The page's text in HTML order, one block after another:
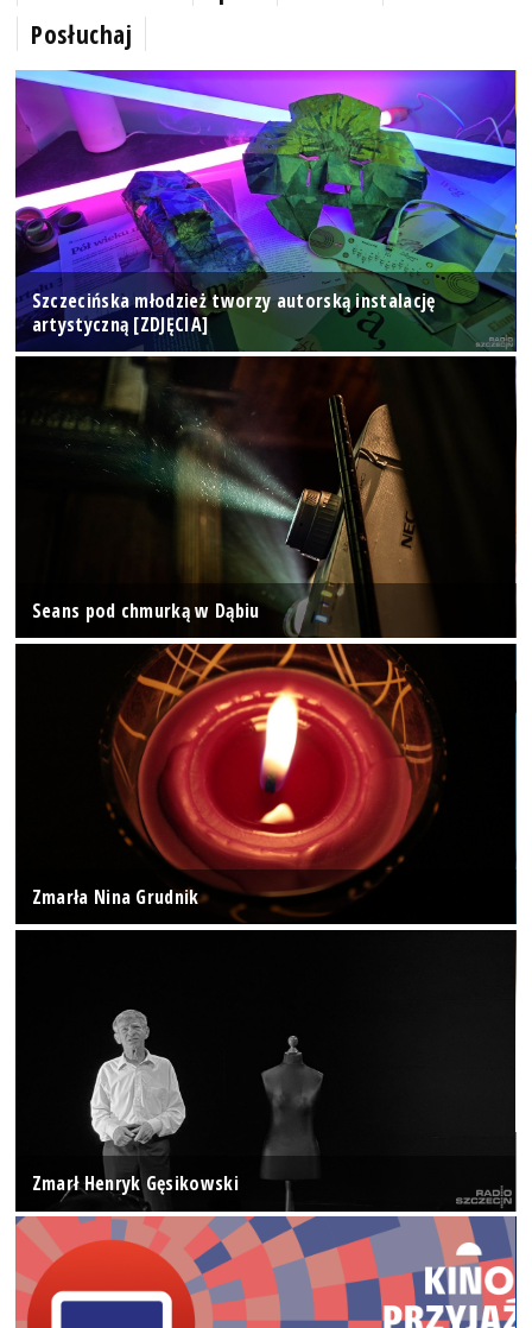
Posłuchaj
Szczecińska młodzież tworzy autorską instalację
artystyczną [ZDJĘCIA]
Seans pod chmurką w Dąbiu
Zmarła Nina Grudnik
Zmarł Henryk Gęsikowski